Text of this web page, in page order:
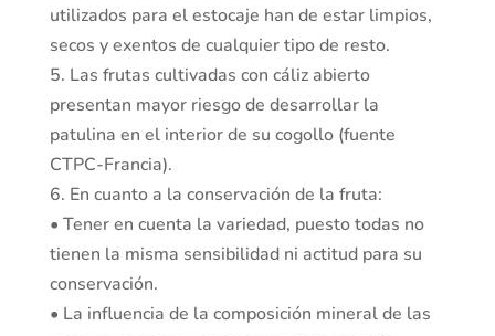
utilizados para el estocaje han de estar limpios,
secos y exentos de cualquier tipo de resto.
5. Las frutas cultivadas con cáliz abierto
presentan mayor riesgo de desarrollar la
patulina en el interior de su cogollo (fuente
CTPC-Francia).
6. En cuanto a la conservación de la fruta:
• Tener en cuenta la variedad, puesto todas no
tienen la misma sensibilidad ni actitud para su
conservación.
• La influencia de la composición mineral de las